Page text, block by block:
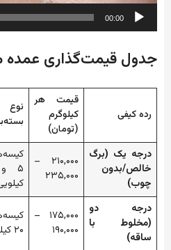
00:00
جدول قیمت‌گذاری عمده
رده کیفی
قیمت هر
کیلوگرم
(تومان)
نوع
درجه یک (برگ
خالص/بدون
چوب)
۲۱۰,۰۰۰ –
۲۳۵,۰۰۰
درجه دو
(مخلوط با
ساقه)
۱۷۵,۰۰۰ –
۱۹۰,۰۰۰
۲۰ کیلویی